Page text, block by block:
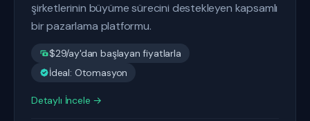
şirketlerinin büyüme sürecini destekleyen kapsamlı
bir pazarlama platformu.
$29/ay'dan başlayan fiyatlarla
İdeal: Otomasyon
Detaylı İncele →